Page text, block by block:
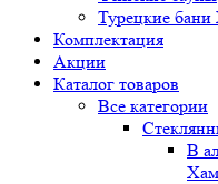
Турецкие
Комплектация
Акции
Каталог товаров
Все категории
В